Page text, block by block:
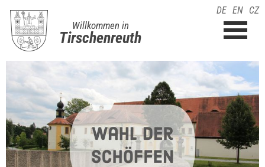
Willkommen in
Tirschenreuth
DE EN CZ